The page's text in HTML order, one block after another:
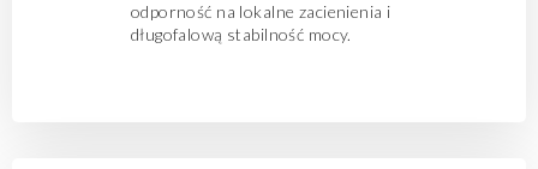
odporność na lokalne zacienienia i
długofalową stabilność mocy.